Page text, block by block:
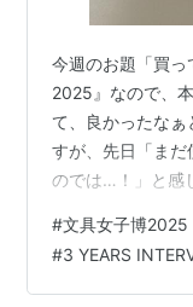
今週のお題「買
2025』なので、
て、良かったな
すが、先日「ま
のでは…！」と感
具女子博」という
加してきたのです
す。 簡単に言っ
#文具女子博2025
#3 YEARS